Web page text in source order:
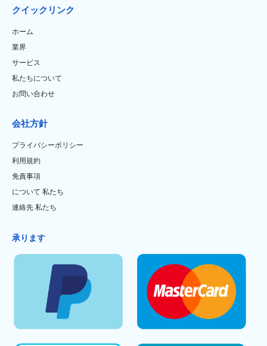
クイックリンク
ホーム
業界
サービス
私たちについて
お問い合わせ
会社方針
プライバシーポリシー
利用規約
免責事項
について 私たち
連絡先 私たち
承ります